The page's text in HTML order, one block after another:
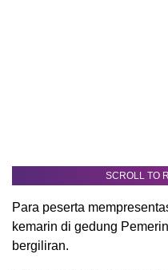
SCROLL TO
Para peserta
kemarin di gedung
bergiliran.